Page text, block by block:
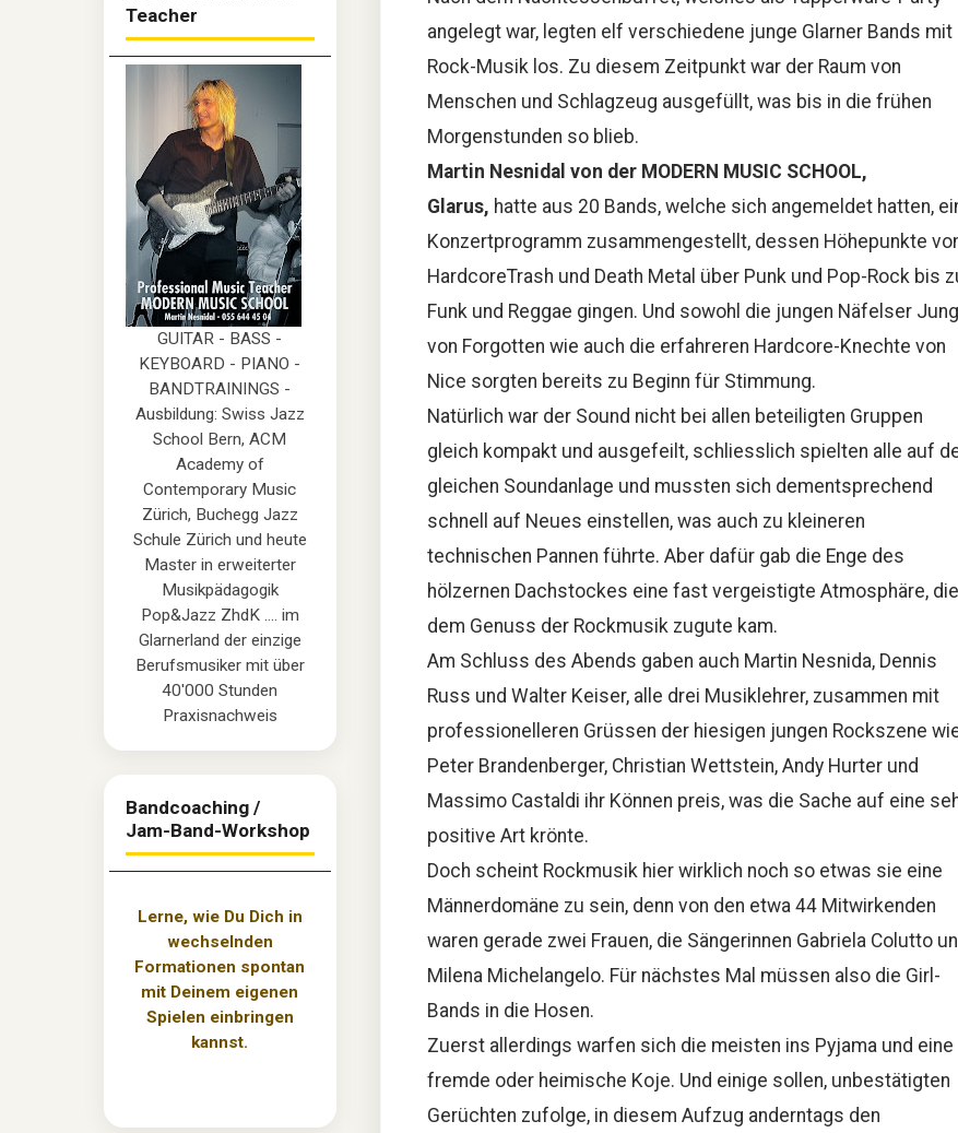
angelegt war, legten elf verschiedene junge Glarner Bands mit
Rock-Musik los. Zu diesem Zeitpunkt war der Raum von
Menschen und Schlagzeug ausgefüllt, was bis in die frühen
Morgenstunden so blieb.
Martin Nesnidal von der MODERN MUSIC SCHOOL,
Glarus, hatte aus 20 Bands, welche sich angemeldet hatten,
Konzertprogramm zusammengestellt, dessen Höhepunkte
HardcoreTrash und Death Metal über Punk und Pop-Rock bis
Funk und Reggae gingen. Und sowohl die jungen Näfelser
von Forgotten wie auch die erfahreren Hardcore-Knechte von
Nice sorgten bereits zu Beginn für Stimmung.
Natürlich war der Sound nicht bei allen beteiligten Gruppen
gleich kompakt und ausgefeilt, schliesslich spielten alle auf
gleichen Soundanlage und mussten sich dementsprechend
schnell auf Neues einstellen, was auch zu kleineren
technischen Pannen führte. Aber dafür gab die Enge des
hölzernen Dachstockes eine fast vergeistigte Atmosphäre, die
dem Genuss der Rockmusik zugute kam.
Am Schluss des Abends gaben auch Martin Nesnida, Dennis
Russ und Walter Keiser, alle drei Musiklehrer, zusammen mit
professionelleren Grüssen der hiesigen jungen Rockszene
Peter Brandenberger, Christian Wettstein, Andy Hurter und
Massimo Castaldi ihr Können preis, was die Sache auf eine
positive Art krönte.
Doch scheint Rockmusik hier wirklich noch so etwas sie eine
Männerdomäne zu sein, denn von den etwa 44 Mitwirkenden
waren gerade zwei Frauen, die Sängerinnen Gabriela Colutto
Milena Michelangelo. Für nächstes Mal müssen also die Girl-
Bands in die Hosen.
Zuerst allerdings warfen sich die meisten ins Pyjama und eine
fremde oder heimische Koje. Und einige sollen, unbestätigten
Gerüchten zufolge, in diesem Aufzug anderntags den
Teacher
GUITAR - BASS -
KEYBOARD - PIANO -
BANDTRAININGS -
Ausbildung: Swiss Jazz
School Bern, ACM
Academy of
Contemporary Music
Zürich, Buchegg Jazz
Schule Zürich und heute
Master in erweiterter
Musikpädagogik
Pop&Jazz ZhdK .... im
Glarnerland der einzige
Berufsmusiker mit über
40'000 Stunden
Praxisnachweis
Bandcoaching /
Jam-Band-Workshop
Lerne, wie Du Dich in
wechselnden
Formationen spontan
mit Deinem eigenen
Spielen einbringen
kannst.